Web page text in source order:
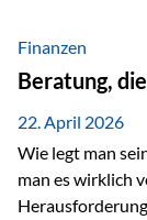
verfügbaren
2025/2026)…
Finanzen
Beratung,
22. April 2026
Wie legt man
man es wirklich